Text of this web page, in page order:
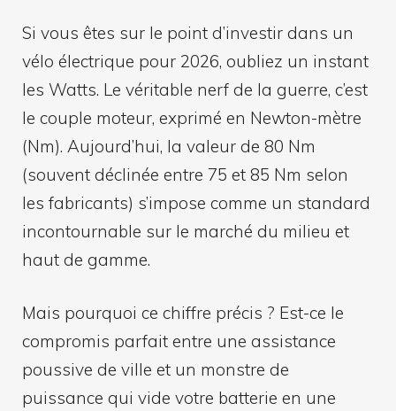
Si vous êtes sur le point d’investir dans un
vélo électrique pour 2026, oubliez un instant
les Watts. Le véritable nerf de la guerre, c’est
le couple moteur, exprimé en Newton-mètre
(Nm). Aujourd’hui, la valeur de 80 Nm
(souvent déclinée entre 75 et 85 Nm selon
les fabricants) s’impose comme un standard
incontournable sur le marché du milieu et
haut de gamme.
Mais pourquoi ce chiffre précis ? Est-ce le
compromis parfait entre une assistance
poussive de ville et un monstre de
puissance qui vide votre batterie en une